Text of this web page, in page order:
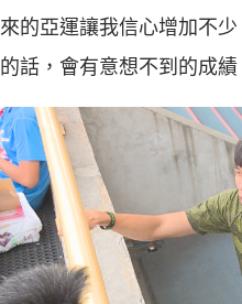
來的亞運讓我信心增加不
的話，會有意想不到的成績